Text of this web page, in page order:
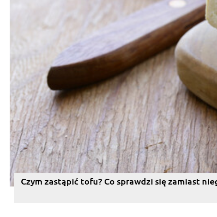
Czym zastąpić tofu? Co sprawdzi się zamiast